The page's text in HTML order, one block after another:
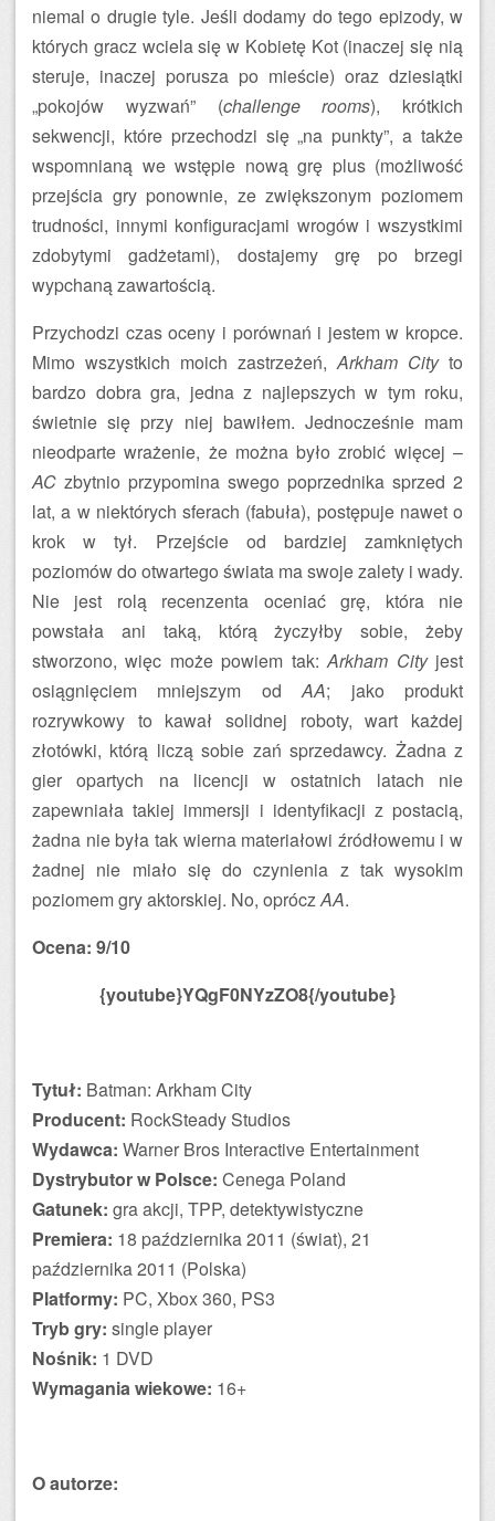
niemal o drugie tyle. Jeśli dodamy do tego epizody, w
których gracz wciela się w Kobietę Kot (inaczej się nią
steruje, inaczej porusza po mieście) oraz dziesiątki
„pokojów wyzwań” (challenge rooms), krótkich
sekwencji, które przechodzi się „na punkty”, a także
wspomnianą we wstępie nową grę plus (możliwość
przejścia gry ponownie, ze zwiększonym poziomem
trudności, innymi konfiguracjami wrogów i wszystkimi
zdobytymi gadżetami), dostajemy grę po brzegi
wypchaną zawartością.
Przychodzi czas oceny i porównań i jestem w kropce.
Mimo wszystkich moich zastrzeżeń,Arkham Cityto
bardzo dobra gra, jedna z najlepszych w tym roku,
świetnie się przy niej bawiłem. Jednocześnie mam
nieodparte wrażenie, że można było zrobić więcej –
AC zbytnio przypomina swego poprzednika sprzed 2
lat, a w niektórych sferach (fabuła), postępuje nawet o
krok w tył. Przejście od bardziej zamkniętych
poziomów do otwartego świata ma swoje zalety i wady.
Nie jest rolą recenzenta oceniać grę, która nie
powstała ani taką, którą życzyłby sobie, żeby
stworzono, więc może powiem tak:Arkham Cityjest
osiągnięciem mniejszym odAA; jako produkt
rozrywkowy to kawał solidnej roboty, wart każdej
złotówki, którą liczą sobie zań sprzedawcy. Żadna z
gier opartych na licencji w ostatnich latach nie
zapewniała takiej immersji i identyfikacji z postacią,
żadna nie była tak wierna materiałowi źródłowemu i w
żadnej nie miało się do czynienia z tak wysokim
poziomem gry aktorskiej. No, opróczAA.
Ocena: 9/10
{youtube}YQgF0NYzZO8{/youtube}
Tytuł: Batman: Arkham City
Producent: RockSteady Studios
Wydawca: Warner Bros Interactive Entertainment
Dystrybutor w Polsce: Cenega Poland
Gatunek: gra akcji, TPP, detektywistyczne
Premiera: 18 października 2011 (świat), 21
października 2011 (Polska)
Platformy: PC, Xbox 360, PS3
Tryb gry: single player
Nośnik: 1 DVD
Wymagania wiekowe: 16+
O autorze: